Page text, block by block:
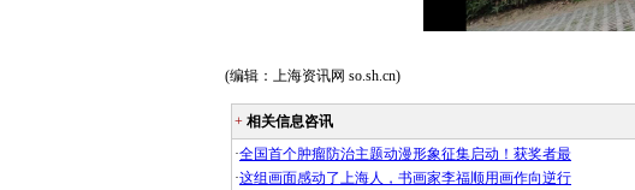
(编辑：上海资讯网 so.sh.cn)
+ 相关信息咨讯
·全国首个肿瘤防治主题动漫形象征集启动！获奖者最
·这组画面感动了上海人，书画家李福顺用画作向逆行